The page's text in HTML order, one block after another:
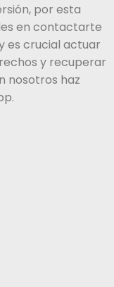
por esta
en contactarte
es crucial actuar
y recuperar
nosotros haz